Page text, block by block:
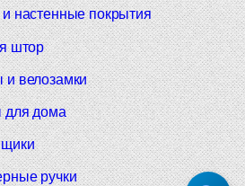
настенные покрытия
штор
велозамки
для дома
ручки